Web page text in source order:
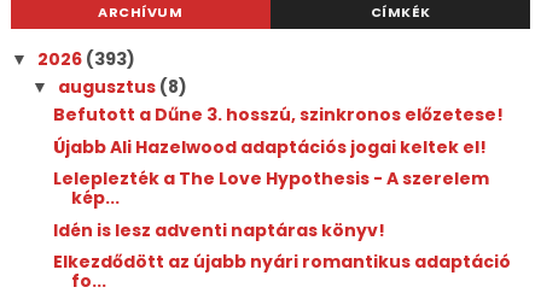
ARCHÍVUM CÍMKÉK
▼ 2026 (393)
▼ augusztus (8)
Befutott a Dűne 3. hosszú, szinkronos előzetese!
Újabb Ali Hazelwood adaptációs jogai keltek el!
Leleplezték a The Love Hypothesis - A szerelem
kép...
Idén is lesz adventi naptáras könyv!
Elkezdődött az újabb nyári romantikus adaptáció
fo...